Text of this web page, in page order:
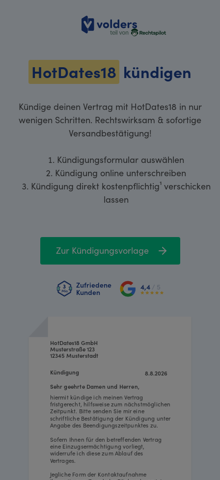
volders
HotDates18 kündigen
Kündige deinen Vertrag mit HotDates18 in nur
wenigen Schritten. Rechtswirksam & sofortige
Versandbestätigung!
Kündigungsformular auswählen
Kündigung online unterschreiben
Kündigung direkt kostenpflichtig¹ verschicken
lassen
Zur Kündigungsvorlage
Zufriedene
Kunden
4,4 / 5
8.8.2026
HotDates18 GmbH
Musterstraße 123
12345 Musterstadt
hiermit kündige ich meinen Vertrag
fristgerecht, hilfsweise zum nächstmöglichen
Zeitpunkt. Bitte senden Sie mir eine
schriftliche Bestätigung der Kündigung unter
Angabe des Beendigungszeitpunktes zu.
Sofern Ihnen für den betreffenden Vertrag
eine Einzugsermächtigung vorliegt,
widerrufe ich diese zum Ablauf des
Vertrages.
Jegliche Form der Kontaktaufnahme
Sehr geehrte Damen und Herren,
Kündigung